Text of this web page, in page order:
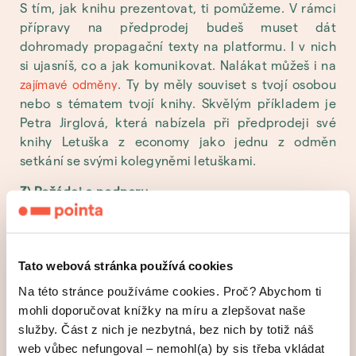
Tato webová stránka používá cookies
Na této stránce používáme cookies. Proč? Abychom ti
mohli doporučovat knížky na míru a zlepšovat naše
služby. Část z nich je nezbytná, bez nich by totiž náš
web vůbec nefungoval – nemohl(a) by sis třeba vkládat
S tím, jak knihu prezentovat, ti pomůžeme. V rámci
přípravy na předprodej budeš muset dát
dohromady propagační texty na platformu. I v nich
si ujasníš, co a jak komunikovat. Nalákat můžeš i na
zajímavé odměny. Ty by měly souviset s tvojí osobou
nebo s tématem tvojí knihy. Skvělým příkladem je
Petra Jirglová, která nabízela při předprodeji své
knihy Letuška z economy jako jednu z odměn
setkání se svými kolegyněmi letuškami.
3) Požádej o podporu
Je jasné, že o podporu v předprodeji požádáš
z práce. To ale obvykle nestačí. Bude třeba oslovit i
Komunitu podporovatelů bys měl(a) budovat
dlouhodobě. Komunikovat s nimi můžeš nejen
osobně, ale i online. Třeba na sociálních sítích nebo